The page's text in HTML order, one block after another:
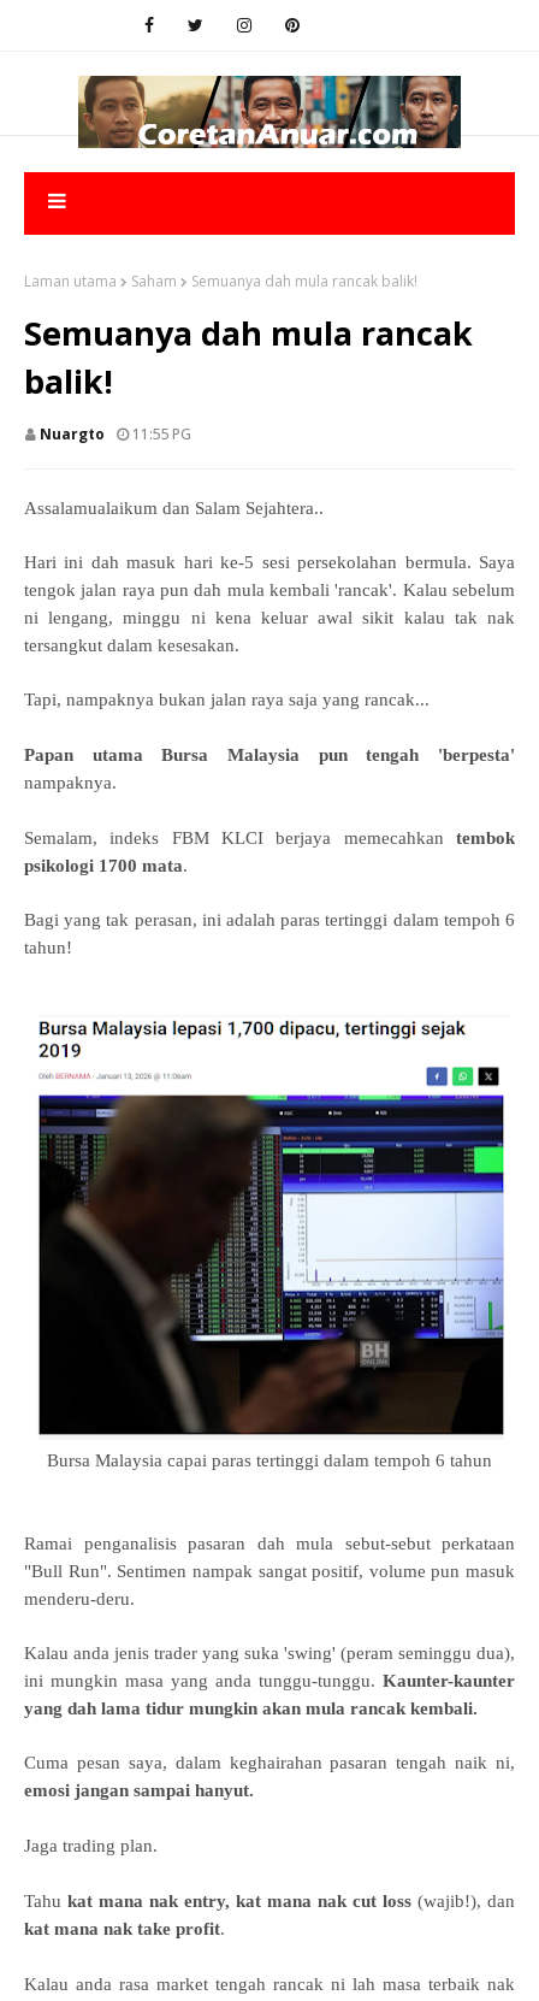
Laman utama Saham Semuanya dah mula rancak balik!
Semuanya dah mula rancak
balik!
Nuargto 11:55 PG
Assalamualaikum dan Salam Sejahtera..
Hari ini dah masuk hari ke-5 sesi persekolahan bermula. Saya
tengok jalan raya pun dah mula kembali 'rancak'. Kalau sebelum
ni lengang, minggu ni kena keluar awal sikit kalau tak nak
tersangkut dalam kesesakan.
Tapi, nampaknya bukan jalan raya saja yang rancak...
Papan utama Bursa Malaysia pun tengah 'berpesta'
nampaknya.
Semalam, indeks FBM KLCI berjaya memecahkan tembok
psikologi 1700 mata.
Bagi yang tak perasan, ini adalah paras tertinggi dalam tempoh 6
tahun!
Bursa Malaysia capai paras tertinggi dalam tempoh 6 tahun
Ramai penganalisis pasaran dah mula sebut-sebut perkataan
"Bull Run". Sentimen nampak sangat positif, volume pun masuk
menderu-deru.
Kalau anda jenis trader yang suka 'swing' (peram seminggu dua),
ini mungkin masa yang anda tunggu-tunggu. Kaunter-kaunter
yang dah lama tidur mungkin akan mula rancak kembali.
Cuma pesan saya, dalam keghairahan pasaran tengah naik ni,
emosi jangan sampai hanyut.
Jaga trading plan.
Tahu kat mana nak entry, kat mana nak cut loss (wajib!), dan
kat mana nak take profit.
Kalau anda rasa market tengah rancak ni lah masa terbaik nak